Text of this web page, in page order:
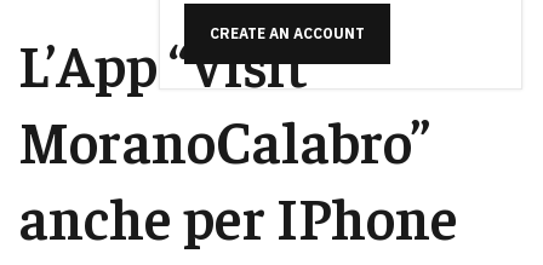
CREATE AN ACCOUNT
L’App “Visit
MoranoCalabro”
anche per IPhone